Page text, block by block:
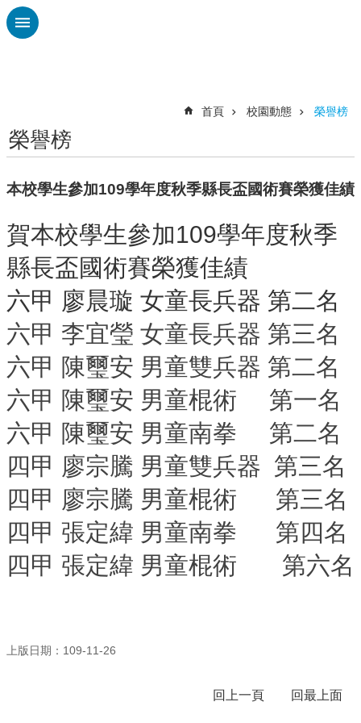
跳到主要內容區塊
認
廣
興
校
刊
專
欄
校
園
動
態
行
政
處
室
課
程
專
區
校
務
校
首頁 校園動態 榮譽榜
榮譽榜
本校學生參加109學年度秋季縣長盃國術賽榮獲佳績
賀本校學生參加109學年度秋季
縣長盃國術賽榮獲佳績
六甲 廖晨璇 女童長兵器 第二名
六甲 李宜瑩 女童長兵器 第三名
六甲 陳璽安 男童雙兵器 第二名
六甲 陳璽安 男童棍術 第一名
六甲 陳璽安 男童南拳 第二名
四甲 廖宗騰 男童雙兵器 第三名
四甲 廖宗騰 男童棍術 第三名
四甲 張定緯 男童南拳 第四名
四甲 張定緯 男童棍術 第六名
上版日期：109-11-26
回上一頁 回最上面